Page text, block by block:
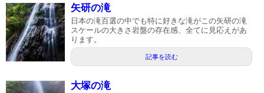
矢研の滝
日本の滝百選の中でも特に好きな滝がこの矢研の滝
スケールの大きさ岩盤の存在感、全てに見応えがあ
ります。
記事を読む
大塚の滝